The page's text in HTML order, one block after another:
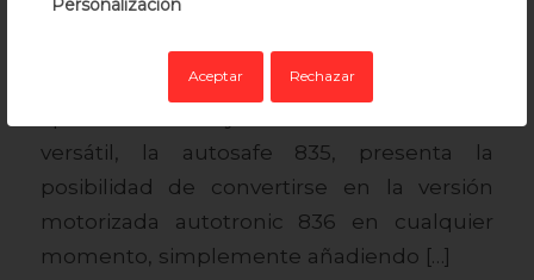
Personalización
Aceptar Rechazar
DuoSecure, que combina eficientemente
picaporte y gancho para asegurar la puerta
con máxima seguridad y facilitar una
versátil, la autosafe 835, presenta la
posibilidad de convertirse en la versión
motorizada autotronic 836 en cualquier
momento, simplemente añadiendo […]